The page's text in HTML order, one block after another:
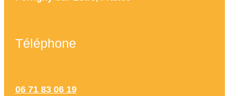
Téléphone
06 71 83 06 19